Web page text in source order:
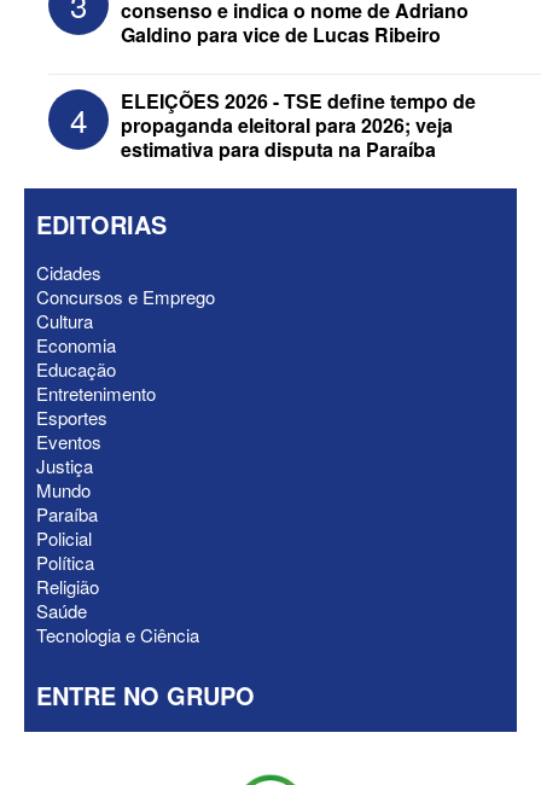
Medeiros na suplência de Major Fábio
ELEIÇÕES 2026 - Nabor Vanderley
pede primeiro voto em João Azevêdo e
oficializa Daniella Ribeiro como
suplente
consenso e indica o nome de Adriano
Galdino para vice de Lucas Ribeiro
4
ELEIÇÕES 2026 - TSE define tempo de
propaganda eleitoral para 2026; veja
estimativa para disputa na Paraíba
EDITORIAS
Cidades
Concursos e Emprego
Cultura
Economia
Educação
Entretenimento
Esportes
Eventos
Justiça
Mundo
Paraíba
Policial
Política
Religião
Saúde
Tecnologia e Ciência
ENTRE NO GRUPO